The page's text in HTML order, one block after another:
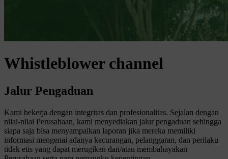
Whistleblower channel
Jalur Pengaduan
Kami bekerja dengan integritas dan profesionalitas. Sejalan dengan
nilai-nilai Perusahaan, kami menyediakan jalur pengaduan sehingga
siapa saja bisa menyampaikan laporan jika mereka memiliki
informasi mengenai adanya kecurangan, pelanggaran, dan perilaku
tidak etis yang dapat merugikan dan/atau membahayakan